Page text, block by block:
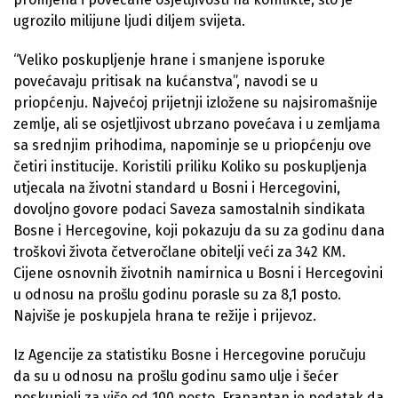
ugrozilo milijune ljudi diljem svijeta.
“Veliko poskupljenje hrane i smanjene isporuke
povećavaju pritisak na kućanstva”, navodi se u
priopćenju. Najvećoj prijetnji izložene su najsiromašnije
zemlje, ali se osjetljivost ubrzano povećava i u zemljama
sa srednjim prihodima, napominje se u priopćenju ove
četiri institucije. Koristili priliku Koliko su poskupljenja
utjecala na životni standard u Bosni i Hercegovini,
dovoljno govore podaci Saveza samostalnih sindikata
Bosne i Hercegovine, koji pokazuju da su za godinu dana
troškovi života četveročlane obitelji veći za 342 KM.
Cijene osnovnih životnih namirnica u Bosni i Hercegovini
u odnosu na prošlu godinu porasle su za 8,1 posto.
Najviše je poskupjela hrana te režije i prijevoz.
Iz Agencije za statistiku Bosne i Hercegovine poručuju
da su u odnosu na prošlu godinu samo ulje i šećer